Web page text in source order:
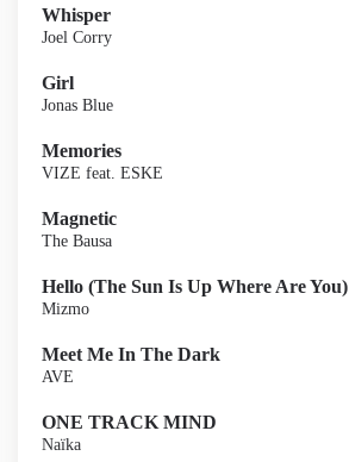
Whisper
Joel Corry
Girl
Jonas Blue
Memories
VIZE feat. ESKE
Magnetic
The Bausa
Hello (The Sun Is Up Where Are You)
Mizmo
Meet Me In The Dark
AVE
ONE TRACK MIND
Naïka